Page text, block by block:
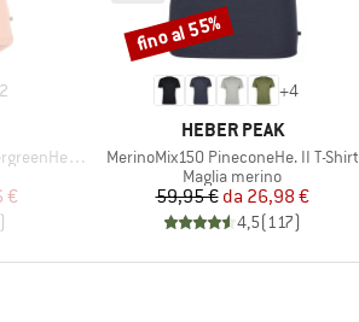
2
T-Shirt
€
+4
MARCHIO
HEBER PEAK
Articolo
MerinoMix150 PineconeHe. II T-Shirt
Gruppo di prodotti
Maglia merino
Prezzo
59,95 € Prezzo ridotto
da 26,98 €
4,5(117)
Sconto
fino al 55%